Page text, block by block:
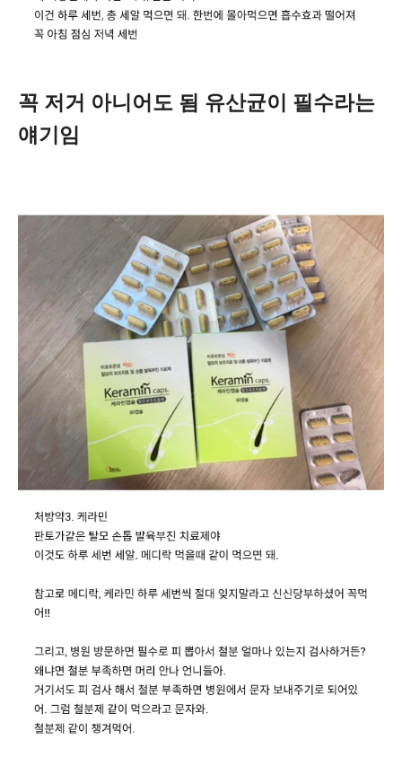
꼭 저거 아니어도 됨 유산균이 필수라는
얘기임